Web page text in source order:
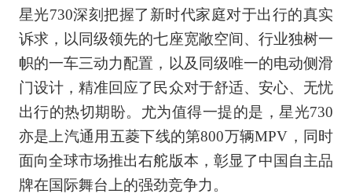
星光730深刻把握了新时代家庭对于出行的真实
诉求，以同级领先的七座宽敞空间、行业独树一
帜的一车三动力配置，以及同级唯一的电动侧滑
门设计，精准回应了民众对于舒适、安心、无忧
出行的热切期盼。尤为值得一提的是，星光730
亦是上汽通用五菱下线的第800万辆MPV，同时
面向全球市场推出右舵版本，彰显了中国自主品
牌在国际舞台上的强劲竞争力。